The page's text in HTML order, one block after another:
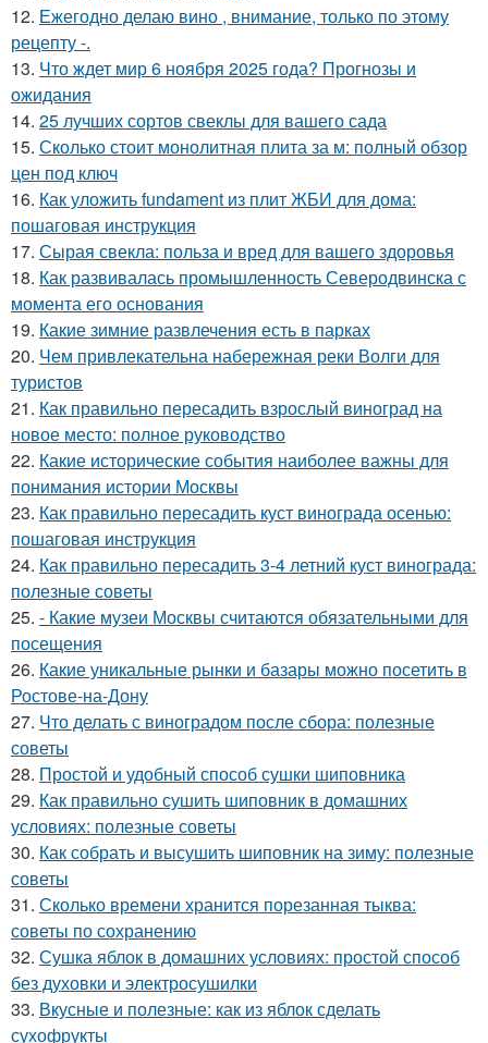
12. Ежегодно делаю вино , внимание, только по этому
рецепту -.
13. Что ждет мир 6 ноября 2025 года? Прогнозы и
ожидания
14. 25 лучших сортов свеклы для вашего сада
15. Сколько стоит монолитная плита за м: полный обзор
цен под ключ
16. Как уложить fundament из плит ЖБИ для дома:
пошаговая инструкция
17. Сырая свекла: польза и вред для вашего здоровья
18. Как развивалась промышленность Северодвинска с
момента его основания
19. Какие зимние развлечения есть в парках
20. Чем привлекательна набережная реки Волги для
туристов
21. Как правильно пересадить взрослый виноград на
новое место: полное руководство
22. Какие исторические события наиболее важны для
понимания истории Москвы
23. Как правильно пересадить куст винограда осенью:
пошаговая инструкция
24. Как правильно пересадить 3-4 летний куст винограда:
полезные советы
25. - Какие музеи Москвы считаются обязательными для
посещения
26. Какие уникальные рынки и базары можно посетить в
Ростове-на-Дону
27. Что делать с виноградом после сбора: полезные
советы
28. Простой и удобный способ сушки шиповника
29. Как правильно сушить шиповник в домашних
условиях: полезные советы
30. Как собрать и высушить шиповник на зиму: полезные
советы
31. Сколько времени хранится порезанная тыква:
советы по сохранению
32. Сушка яблок в домашних условиях: простой способ
без духовки и электросушилки
33. Вкусные и полезные: как из яблок сделать
сухофрукты